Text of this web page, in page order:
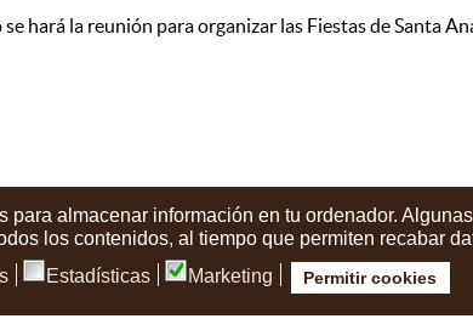
para almacenar información en tu ordenador.
los contenidos, al tiempo que permiten recabar
Estadísticas Marketing Permitir cookies
hará la reunión para organizar las Fiestas de Santa
en las vacaciones de primavera
Aviso legal Noticias Tu opinión cuenta